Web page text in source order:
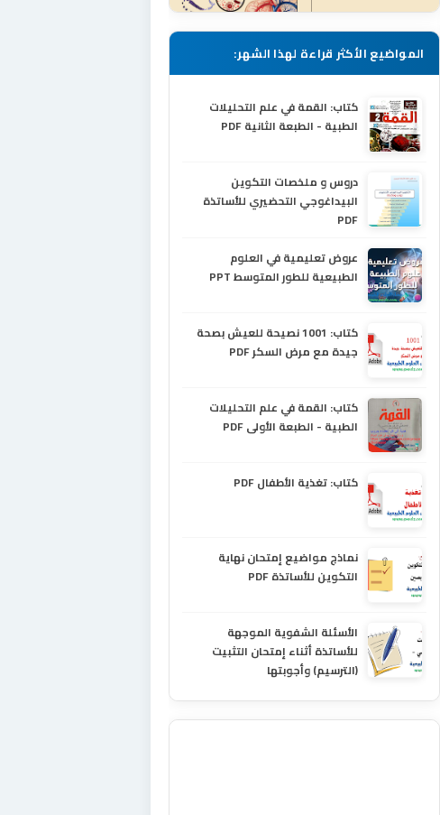
المواضيع الأكثر قراءة لهذا الشهر:
كتاب: القمة في علم التحليلات
الطبية - الطبعة الثانية PDF
دروس و ملخصات التكوين
البيداغوجي التحضيري للأساتذة
PDF
عروض تعليمية في العلوم
الطبيعية للطور المتوسط PPT
كتاب: 1001 نصيحة للعيش بصحة
جيدة مع مرض السكر PDF
كتاب: القمة في علم التحليلات
الطبية - الطبعة الأولى PDF
كتاب: تغذية الأطفال PDF
نماذج مواضيع إمتحان نهاية
التكوين للأساتذة PDF
الأسئلة الشفوية الموجهة
للأساتذة أثناء إمتحان التثبيت
(الترسيم) وأجوبتها